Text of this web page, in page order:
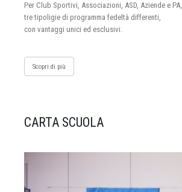
Per Club Sportivi, Associazioni, ASD, Aziende e PA,
tre tipoligie di programma fedeltà differenti,
con vantaggi unici ed esclusivi.
Scopri di più
CARTA SCUOLA